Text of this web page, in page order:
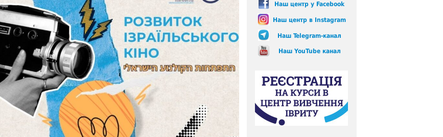
Наш центр у Facebook
Наш центр в Instagram
Наш Telegram-канал
Наш YouTube канал